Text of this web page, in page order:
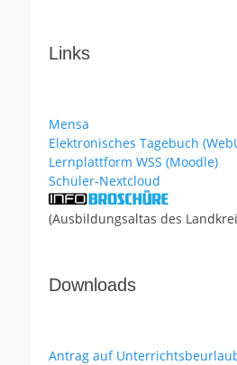
Links
Mensa
Elektronisches Tagebuch
Lernplattform WSS (Moodle)
Schüler-Nextcloud
(Ausbildungsaltas des
Downloads
Antrag auf